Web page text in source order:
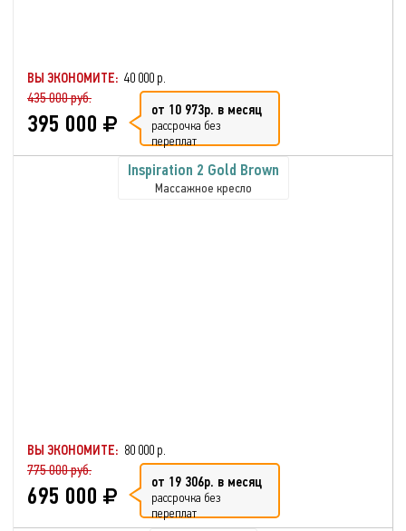
ВЫ ЭКОНОМИТЕ: 40 000 р.
435 000 руб.
395 000 от 10 973р. в месяц
рассрочка без
переплат
Inspiration 2 Gold Brown
Массажное кресло
ВЫ ЭКОНОМИТЕ: 80 000 р.
775 000 руб.
695 000 от 19 306р. в месяц
рассрочка без
переплат